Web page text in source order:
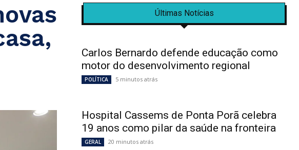
Últimas Notícias
Carlos Bernardo defende educação como
motor do desenvolvimento regional
POLÍTICA 5 minutos atrás
Hospital Cassems de Ponta Porã celebra
19 anos como pilar da saúde na fronteira
GERAL 20 minutos atrás